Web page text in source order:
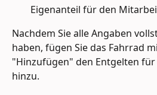
Eigenanteil für den
Nachdem Sie alle Angaben
haben, fügen Sie das Fahrrad
"Hinzufügen" den Entgelten
hinzu.